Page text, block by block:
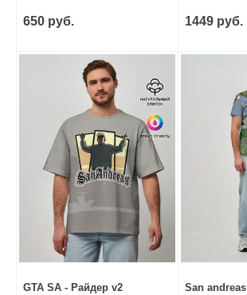
650 руб. 1449 руб.
GTA SA - Райдер v2 San andreas